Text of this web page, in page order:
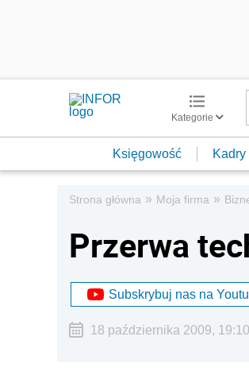
Kategorie
Księgowość Kadry
Strona główna » Moja firma »
Przerwa
Subskrybuj nas na
18 października 2009, 19:10